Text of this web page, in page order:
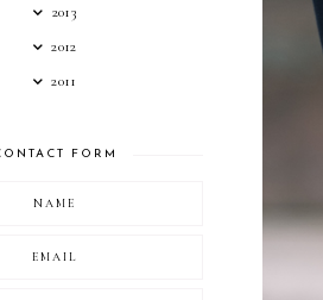
2013
2012
2011
FORM